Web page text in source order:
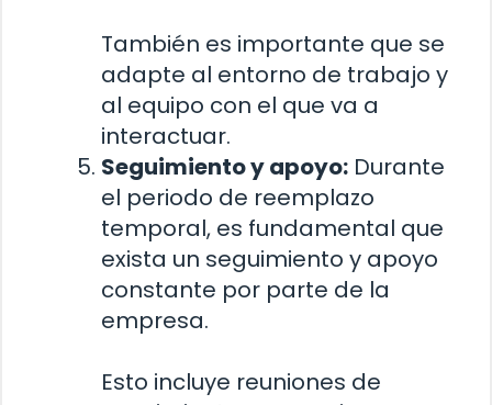
También es importante que se
adapte al entorno de trabajo y
al equipo con el que va a
interactuar.
Seguimiento y apoyo: Durante
el periodo de reemplazo
temporal, es fundamental que
exista un seguimiento y apoyo
constante por parte de la
empresa.
Esto incluye reuniones de